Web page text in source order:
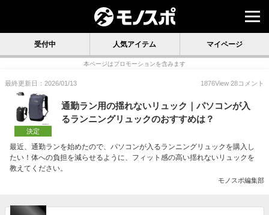
受付中 人気アイテム マイページ
本ページはプロモーションを含みます
最終更新日：2026/01/13 1876View 28コメント
決定
通勤ラン用の揺れないリュック｜パソコンが入
るランニングリュックのおすすめは？
最近、通勤ランを始めたので、パソコンが入るランニングリュックを購入し
たい！体への負担を減らせるように、フィット感の高い揺れないリュックを
教えてください。
モノスポ編集部